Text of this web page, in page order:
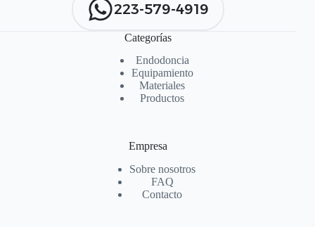
223-579-4919
Categorías
Endodoncia
Equipamiento
Materiales
Productos
Empresa
Sobre nosotros
FAQ
Contacto